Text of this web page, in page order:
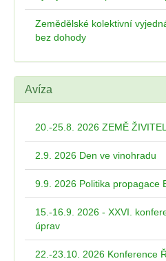
Zemědělské kolektivní
bez dohody
Avíza
20.-25.8. 2026 ZEMĚ
2.9. 2026 Den ve vinohradu
9.9. 2026 Politika propagace
15.-16.9. 2026 - XXVI.
úprav
22.-23.10. 2026 Konference